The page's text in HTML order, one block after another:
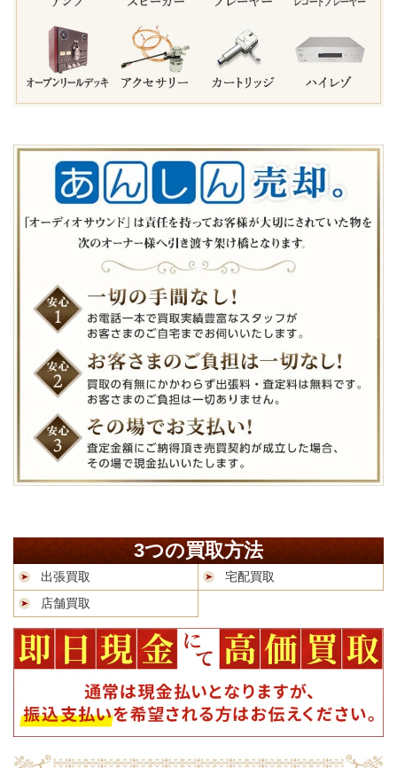
3つの買取方法
出張買取
宅配買取
店舗買取